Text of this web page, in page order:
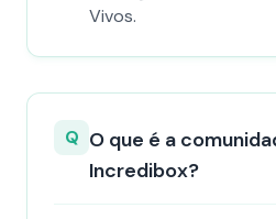
Vivos.
Q O que é a
Incredibox?